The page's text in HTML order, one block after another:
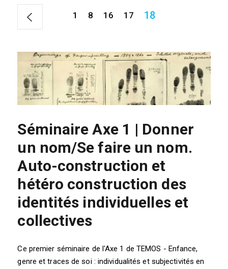
1 8 16 17 18
Séminaire Axe 1 | Donner
un nom/Se faire un nom.
Auto-construction et
hétéro construction des
identités individuelles et
collectives
Ce premier séminaire de l'Axe 1 de TEMOS - Enfance,
genre et traces de soi : individualités et subjectivités en